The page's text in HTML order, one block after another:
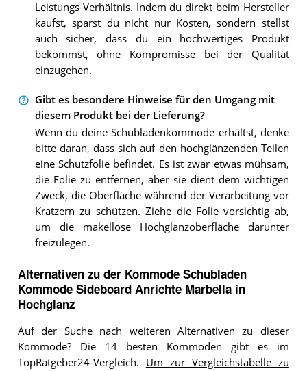
Leistungs-Verhältnis. Indem du direkt beim Hersteller
kaufst, sparst du nicht nur Kosten, sondern stellst
auch sicher, dass du ein hochwertiges Produkt
bekommst, ohne Kompromisse bei der Qualität
einzugehen.
Gibt es besondere Hinweise für den Umgang mit
diesem Produkt bei der Lieferung?
Wenn du deine Schubladenkommode erhältst, denke
bitte daran, dass sich auf den hochglänzenden Teilen
eine Schutzfolie befindet. Es ist zwar etwas mühsam,
die Folie zu entfernen, aber sie dient dem wichtigen
Zweck, die Oberfläche während der Verarbeitung vor
Kratzern zu schützen. Ziehe die Folie vorsichtig ab,
um die makellose Hochglanzoberfläche darunter
freizulegen.
Alternativen zu der Kommode Schubladen
Kommode Sideboard Anrichte Marbella in
Hochglanz
Auf der Suche nach weiteren Alternativen zu dieser
Kommode? Die 14 besten Kommoden gibt es im
TopRatgeber24-Vergleich. Um zur Vergleichstabelle zu